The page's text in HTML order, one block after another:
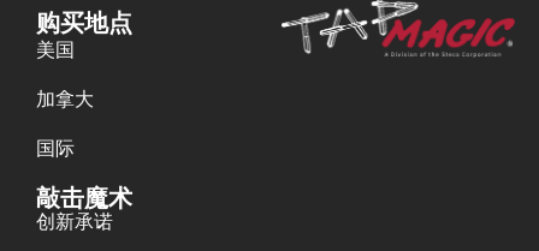
购买地点
美国
加拿大
国际
敲击魔术
创新承诺